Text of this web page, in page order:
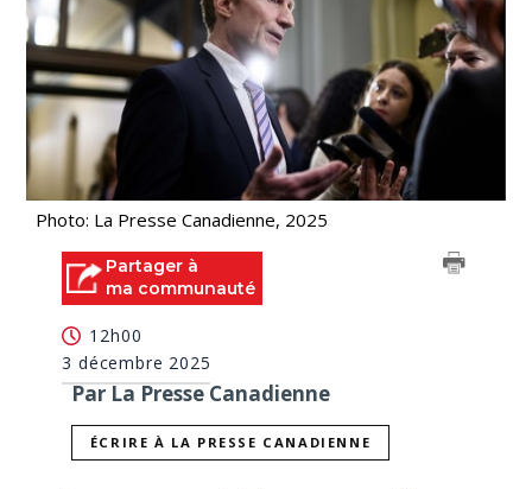
Photo: La Presse Canadienne, 2025
Partager à
ma communauté
12h00
3 décembre 2025
Par La Presse Canadienne
ÉCRIRE À LA PRESSE CANADIENNE